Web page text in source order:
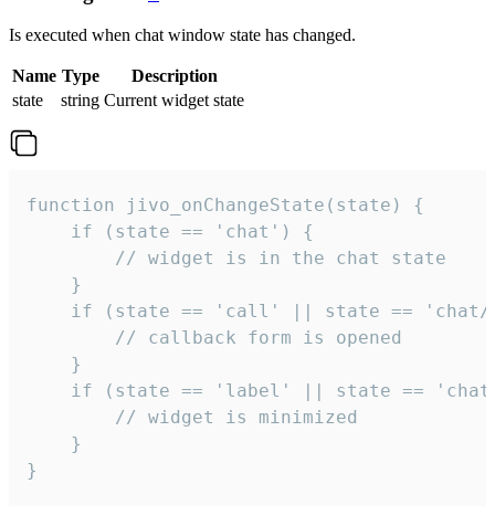
Is executed when chat window state has changed.
Name Type
Description
state
string Current widget state
function jivo_onChangeState(state) {
    if (state == 'chat') {
        // widget is in the chat state
    }
if (state == 'call' || state ==
        // callback form is opened
    }
if (state == 'label' || state ==
        // widget is minimized
    }
}